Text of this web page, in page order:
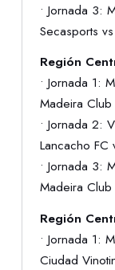
• Jornada 3:
Secasports
Región
• Jornada 1:
Madeira Club
• Jornada 2:
Lancacho FC
• Jornada 3:
Madeira Club
Región
• Jornada 1:
Ciudad